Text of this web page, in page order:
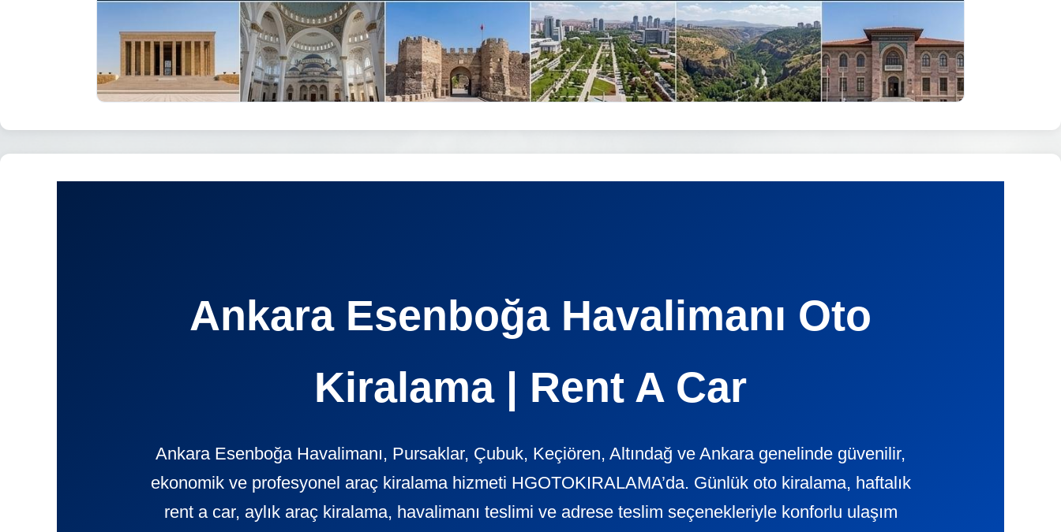
Ankara Esenboğa Havalimanı Oto
Kiralama | Rent A Car
Ankara Esenboğa Havalimanı, Pursaklar, Çubuk, Keçiören, Altındağ ve Ankara genelinde güvenilir,
ekonomik ve profesyonel araç kiralama hizmeti HGOTOKIRALAMA’da. Günlük oto kiralama, haftalık
rent a car, aylık araç kiralama, havalimanı teslimi ve adrese teslim seçenekleriyle konforlu ulaşım